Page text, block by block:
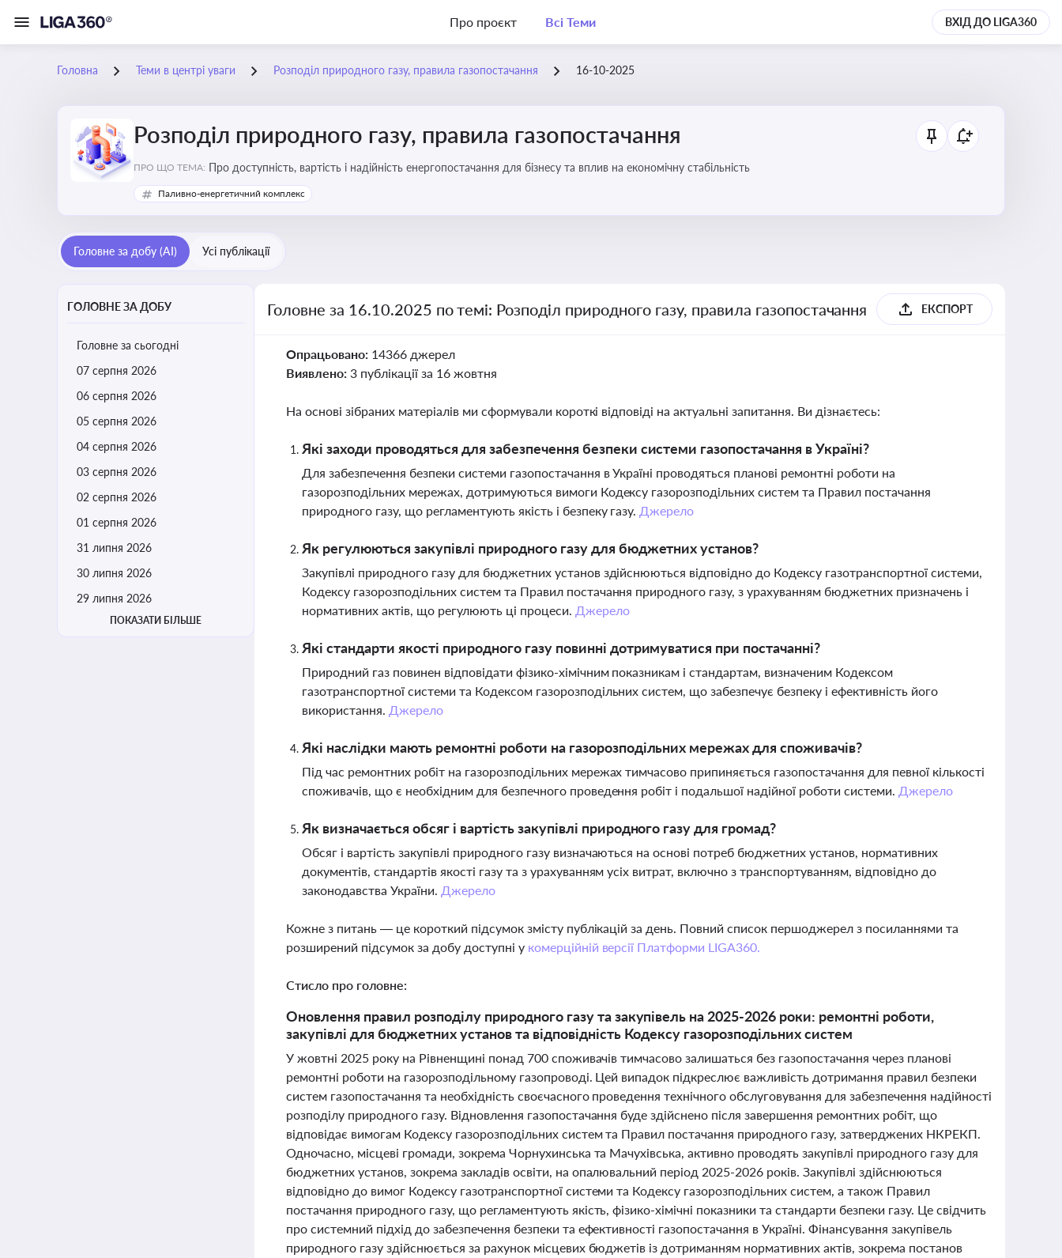
Про проєкт Всі Теми ВХІД ДО LIGA360
Головна Теми в центрі уваги Розподіл природного газу, правила газопостачання 16-10-2025
Розподіл природного газу, правила газопостачання
ПРО ЩО ТЕМА: Про доступність, вартість і надійність енергопостачання для бізнесу та вплив на економічну стабільність
Паливно-енергетичний комплекс
Головне за добу (AI) Усі публікації
ГОЛОВНЕ ЗА ДОБУ
Головне за сьогодні
07 серпня 2026
06 серпня 2026
05 серпня 2026
04 серпня 2026
03 серпня 2026
02 серпня 2026
01 серпня 2026
31 липня 2026
30 липня 2026
29 липня 2026
ПОКАЗАТИ БІЛЬШЕ
Головне за 16.10.2025 по темі: Розподіл природного газу, правила газопостачання ЕКСПОРТ
Опрацьовано: 14366 джерел
Виявлено: 3 публікації за 16 жовтня
На основі зібраних матеріалів ми сформували короткі відповіді на актуальні запитання. Ви дізнаєтесь:
Які заходи проводяться для забезпечення безпеки системи газопостачання в Україні?
Для забезпечення безпеки системи газопостачання в Україні проводяться планові ремонтні роботи на
газорозподільних мережах, дотримуються вимоги Кодексу газорозподільних систем та Правил постачання
природного газу, що регламентують якість і безпеку газу. Джерело
Як регулюються закупівлі природного газу для бюджетних установ?
Закупівлі природного газу для бюджетних установ здійснюються відповідно до Кодексу газотранспортної системи,
Кодексу газорозподільних систем та Правил постачання природного газу, з урахуванням бюджетних призначень і
нормативних актів, що регулюють ці процеси. Джерело
Які стандарти якості природного газу повинні дотримуватися при постачанні?
Природний газ повинен відповідати фізико-хімічним показникам і стандартам, визначеним Кодексом
газотранспортної системи та Кодексом газорозподільних систем, що забезпечує безпеку і ефективність його
використання. Джерело
Які наслідки мають ремонтні роботи на газорозподільних мережах для споживачів?
Під час ремонтних робіт на газорозподільних мережах тимчасово припиняється газопостачання для певної кількості
споживачів, що є необхідним для безпечного проведення робіт і подальшої надійної роботи системи. Джерело
Як визначається обсяг і вартість закупівлі природного газу для громад?
Обсяг і вартість закупівлі природного газу визначаються на основі потреб бюджетних установ, нормативних
документів, стандартів якості газу та з урахуванням усіх витрат, включно з транспортуванням, відповідно до
законодавства України. Джерело
Кожне з питань — це короткий підсумок змісту публікацій за день. Повний список першоджерел з посиланнями та
розширений підсумок за добу доступні у комерційній версії Платформи LIGA360.
Стисло про головне:
Оновлення правил розподілу природного газу та закупівель на 2025-2026 роки: ремонтні роботи,
закупівлі для бюджетних установ та відповідність Кодексу газорозподільних систем
У жовтні 2025 року на Рівненщині понад 700 споживачів тимчасово залишаться без газопостачання через планові
ремонтні роботи на газорозподільному газопроводі. Цей випадок підкреслює важливість дотримання правил безпеки
систем газопостачання та необхідність своєчасного проведення технічного обслуговування для забезпечення надійності
розподілу природного газу. Відновлення газопостачання буде здійснено після завершення ремонтних робіт, що
відповідає вимогам Кодексу газорозподільних систем та Правил постачання природного газу, затверджених НКРЕКП.
Одночасно, місцеві громади, зокрема Чорнухинська та Мачухівська, активно проводять закупівлі природного газу для
бюджетних установ, зокрема закладів освіти, на опалювальний період 2025-2026 років. Закупівлі здійснюються
відповідно до вимог Кодексу газотранспортної системи та Кодексу газорозподільних систем, а також Правил
постачання природного газу, що регламентують якість, фізико-хімічні показники та стандарти безпеки газу. Це свідчить
про системний підхід до забезпечення безпеки та ефективності газопостачання в Україні. Фінансування закупівель
природного газу здійснюється за рахунок місцевих бюджетів із дотриманням нормативних актів, зокрема постанов